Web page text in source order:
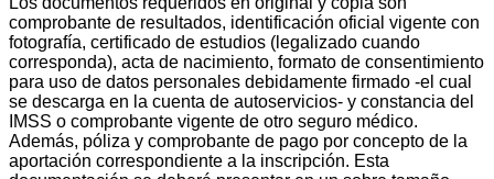
comprobante de resultados, identificación oficial vigente con
fotografía, certificado de estudios (legalizado cuando
corresponda), acta de nacimiento, formato de consentimiento
para uso de datos personales debidamente firmado -el cual
se descarga en la cuenta de autoservicios- y constancia del
IMSS o comprobante vigente de otro seguro médico.
Además, póliza y comprobante de pago por concepto de la
aportación correspondiente a la inscripción. Esta